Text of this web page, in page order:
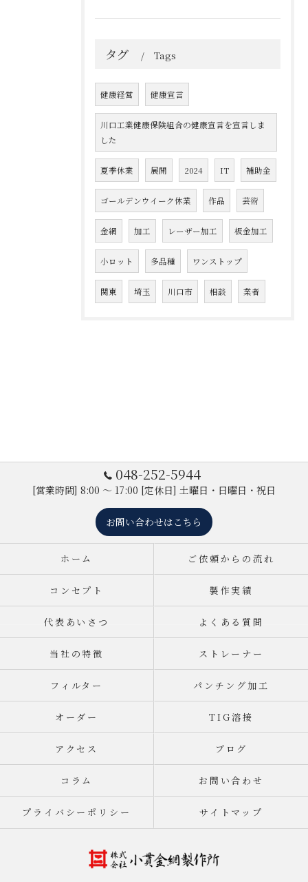
タグ Tags
健康経営 健康宣言
川口工業健康保険組合の健康宣言を宣言しま
した
夏季休業 展開 2024 IT 補助金
ゴールデンウイーク休業 作品 芸術
金網 加工 レーザー加工 板金加工
小ロット 多品種 ワンストップ
関東 埼玉 川口市 相談 業者
048-252-5944
[営業時間] 8:00 ～ 17:00 [定休日] 土曜日・日曜日・祝日
お問い合わせはこちら
ホーム ご依頼からの流れ
コンセプト 製作実績
代表あいさつ よくある質問
当社の特徴 ストレーナー
フィルター パンチング加工
オーダー TIG溶接
アクセス ブログ
コラム お問い合わせ
プライバシーポリシー サイトマップ